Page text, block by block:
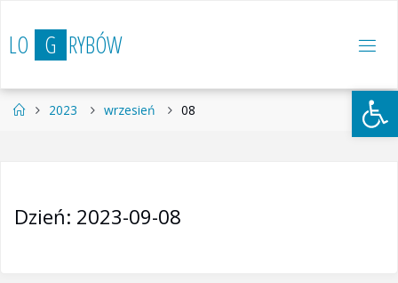
do
treści
LO G RYBÓW
Strona2023 wrzesień 08
Dzień: 2023-09-08